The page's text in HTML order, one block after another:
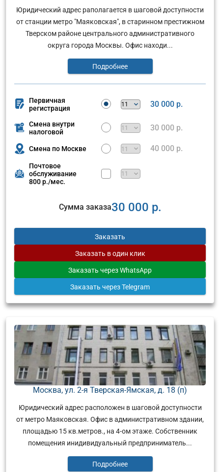
Юридический адрес раполагается в шаговой доступности
от станции метро "Маяковская", в старинном престижном
Тверском районе центрального административного
округа города Москвы. Офис находи...
Подробнее
Первичная
регистрация
30 000 р.
Смена внутри
налоговой
30 000 р.
Смена по Москве 40 000 р.
Почтовое
обслуживание
800 р./мес.
Сумма заказа30 000 р.
Заказать
Заказать в один клик
Заказать через WhatsApp
Заказать через Telegram
Москва, ул. 2-я Тверская-Ямская, д. 18 (п)
Юридический адрес расположен в шаговой доступности
от метро Маяковская. Офис в административном здании,
площадью 15 кв.метров., на 4-ом этаже. Собственник
помещения инидивидуальный предприниматель...
Подробнее